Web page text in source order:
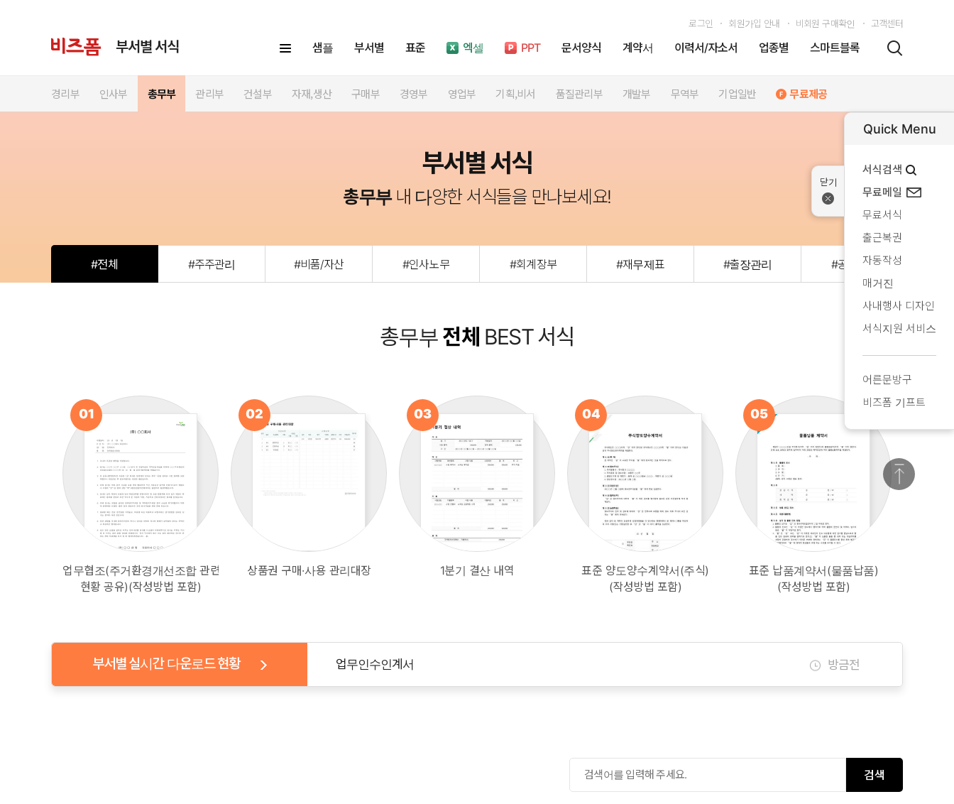
부서별 서식 샘플 부서별 표준 엑셀 PPT 문서양식 계약서 이력서/자소서 업종별 스마트블록
로그인 회원가입 안내 비회원 구매확인 고객센터
경리부 인사부 총무부 관리부 건설부 자재,생산 구매부 경영부 영업부 기획,비서 품질관리부 개발부 무역부 기업일반 무료제공
부서별 서식
총무부내 다양한 서식들을 만나보세요!
#전체 #주주관리 #비품/자산 #인사노무 #회계장부 #재무제표 #출장관리 #공문발송
총무부전체 BEST 서식
01
업무협조(주거환경개선조합 관련
현황 공유)(작성방법 포함)
02
상품권 구매·사용 관리대장
03
1분기 결산 내역
04
표준 양도양수계약서(주식)
(작성방법 포함)
05
표준 납품계약서(물품납품)
(작성방법 포함)
부서별 실시간 다운로드 현황
대출금관리대장 방금전
업무인수인계서 방금전
검색
Quick Menu
서식검색
무료메일
무료서식
출근복권
자동작성
매거진
사내행사 디자인
서식지원 서비스
어른문방구
비즈폼 기프트